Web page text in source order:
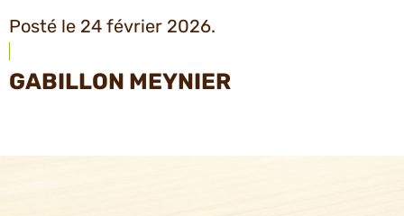
Posté le 24 février 2026.
GABILLON MEYNIER